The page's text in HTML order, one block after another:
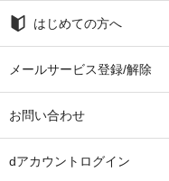
はじめての方へ
メールサービス登録/解除
お問い合わせ
dアカウントログイン